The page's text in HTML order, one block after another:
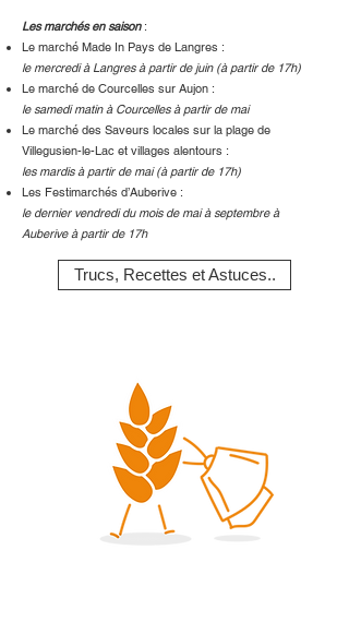
Les marchés en saison:
Le marché Made In Pays de Langres :
le mercredi à Langres à partir de juin (à partir de 17h)
Le marché de Courcelles sur Aujon :
le samedi matin à Courcelles à partir de mai
Le marché des Saveurs locales sur la plage de
Villegusien-le-Lac et villages alentours :
les mardis à partir de mai (à partir de 17h)
Les Festimarchés d’Auberive :
le dernier vendredi du mois de mai à septembre à
Auberive à partir de 17h
Trucs, Recettes et Astuces..